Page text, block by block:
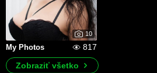
10
My Photos
817
Zobraziť všetko